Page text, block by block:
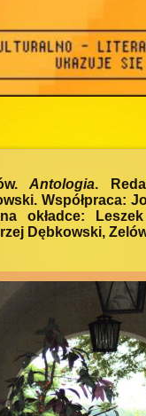
Antologia.
Współpraca:
okładce:
Dębkowski,